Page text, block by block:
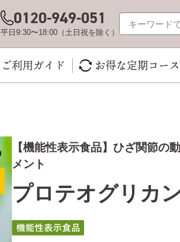
0120-949-051
平日9:30〜18:00（土日祝を除く）
ご利用ガイド お得な定期コー
【機能性表示食品】ひざ関節の
メント
プロテオグリカ